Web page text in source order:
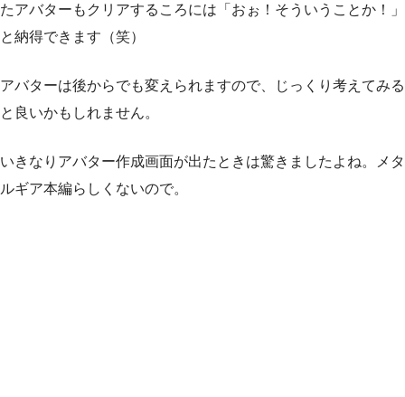
たアバターもクリアするころには「おぉ！そういうことか！」
と納得できます（笑）
アバターは後からでも変えられますので、じっくり考えてみる
と良いかもしれません。
いきなりアバター作成画面が出たときは驚きましたよね。メタ
ルギア本編らしくないので。